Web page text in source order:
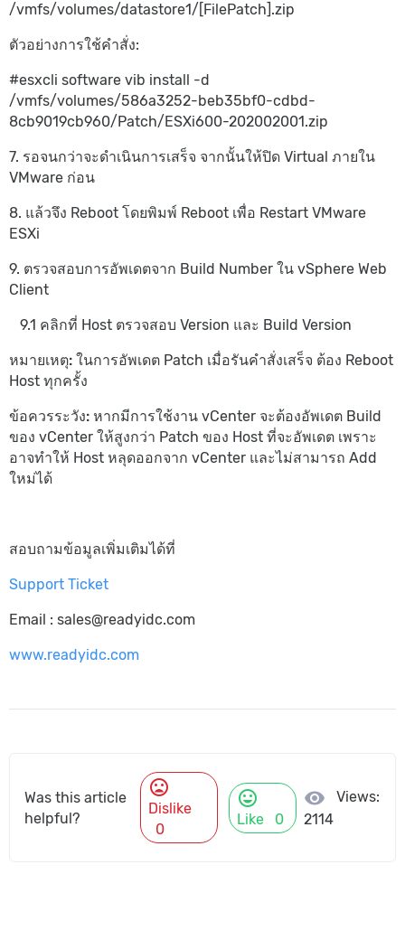
/vmfs/volumes/datastore1/[FilePatch].zip
ตัวอย่างการใช้คำสั่ง:
#esxcli software vib install -d
/vmfs/volumes/586a3252-beb35bf0-cdbd-
8cb9019cb960/Patch/ESXi600-202002001.zip
7. รอจนกว่าจะดำเนินการเสร็จ จากนั้นให้ปิด Virtual ภายใน
VMware ก่อน
8. แล้วจึง Reboot โดยพิมพ์ Reboot เพื่อ Restart VMware
ESXi
9. ตรวจสอบการอัพเดตจาก Build Number ใน vSphere Web
Client
9.1 คลิกที่ Host ตรวจสอบ Version และ Build Version
หมายเหตุ: ในการอัพเดต Patch เมื่อรันคำสั่งเสร็จ ต้อง Reboot
Host ทุกครั้ง
ข้อควรระวัง: หากมีการใช้งาน vCenter จะต้องอัพเดต Build
ของ vCenter ให้สูงกว่า Patch ของ Host ที่จะอัพเดต เพราะ
อาจทำให้ Host หลุดออกจาก vCenter และไม่สามารถ Add
ใหม่ได้
สอบถามข้อมูลเพิ่มเติมได้ที่
Support Ticket
Email : sales@readyidc.com
www.readyidc.com
Was this article
helpful?
mood_bad
Dislike
0
mood
Like 0
visibility
Views:
2114